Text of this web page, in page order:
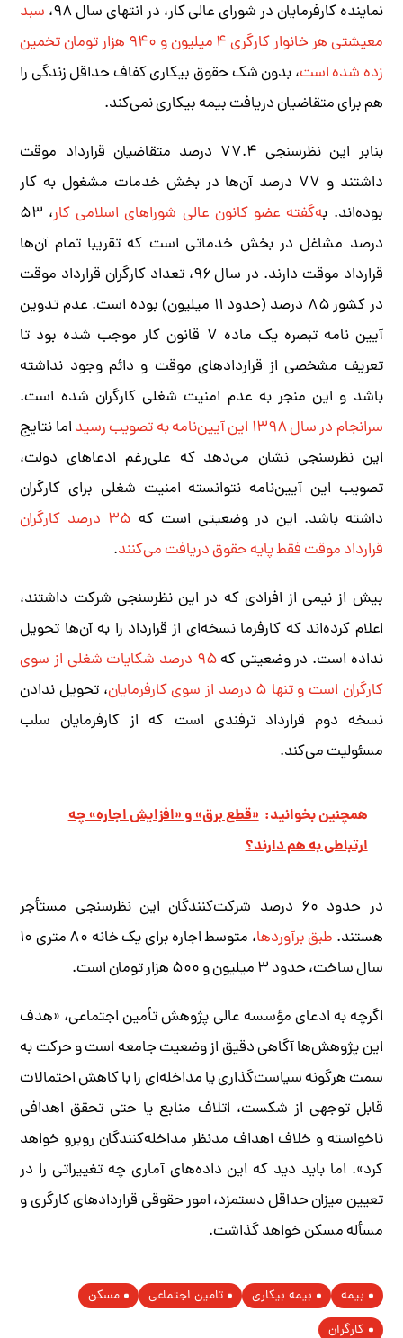
نماینده کارفرمایان در شورای عالی کار، در انتهای سال ۹۸،
سبد
معیشتی هر خانوار کارگری ۴ میلیون و ۹۴۰ هزار تومان تخمین
زده شده است، بدون شک حقوق بیکاری کفاف حداقل زندگی را
هم برای متقاضیان دریافت بیمه بیکاری نمی‌کند.
بنابر این نظرسنجی ۷۷.۴ درصد متقاضیان قرارداد موقت
داشتند و ۷۷ درصد آن‌ها در بخش خدمات مشغول به کار
بوده‌اند. به‌گفته عضو کانون عالی شوراهای اسلامی کار ، ۵۳
درصد مشاغل در بخش خدماتی است که تقریبا تمام آن‌ها
قرارداد موقت دارند. در سال ۹۶، تعداد کارگران قرارداد موقت
در کشور ۸۵ درصد (حدود ۱۱ میلیون) بوده است. عدم تدوین
آیین نامه تبصره یک ماده ۷ قانون کار موجب شده بود تا
تعریف مشخصی از قراردادهای موقت و دائم وجود نداشته
باشد و این منجر به عدم امنیت شغلی کارگران شده است.
سرانجام در سال ۱۳۹۸ این آیین‌نامه به تصویب رسید
اما نتایج
این نظرسنجی نشان می‌دهد که علی‌رغم ادعاهای دولت،
تصویب این آیین‌نامه نتوانسته امنیت شغلی برای کارگران
داشته باشد. این در وضعیتی است که
۳۵ درصد کارگران
قرارداد موقت فقط پایه حقوق دریافت می‌کنند.
بیش از نیمی از افرادی که در این نظرسنجی شرکت داشتند،
اعلام کرده‌اند که کارفرما نسخه‌ای از قرارداد را به آن‌ها تحویل
نداده است. در وضعیتی که
۹۵ درصد شکایات شغلی از سوی
کارگران است و تنها ۵ درصد از سوی کارفرمایان
، تحویل ندادن
نسخه دوم قرارداد ترفندی است که از کارفرمایان سلب
مسئولیت می‌کند.
همچنین بخوانید: «قطع برق» و «افزایش اجاره» چه
ارتباطی به هم دارند؟
در حدود ۶۰ درصد شرکت‌کنندگان این نظرسنجی مستأجر
هستند. طبق برآوردها
، متوسط اجاره برای یک خانه ۸۰ متری ۱۰
سال ساخت، حدود ۳ میلیون و ۵۰۰ هزار تومان است.
اگرچه به ادعای مؤسسه عالی پژوهش تأمین اجتماعی، «هدف
این پژوهش‌ها آگاهی دقیق از وضعیت جامعه است و حرکت به
سمت هرگونه سیاست‌گذاری یا مداخله‌ای را با کاهش احتمالات
قابل توجهی از شکست، اتلاف منابع یا حتی تحقق اهدافی
ناخواسته و خلاف اهداف مدنظر مداخله‌کنندگان روبرو خواهد
کرد». اما باید دید که این داده‌های آماری چه تغییراتی را در
تعیین میزان حداقل دستمزد، امور حقوقی قراردادهای کارگری و
مسأله مسکن خواهد گذاشت.
بیمه بیمه بیکاری تامین اجتماعی
مسکن
کارگران